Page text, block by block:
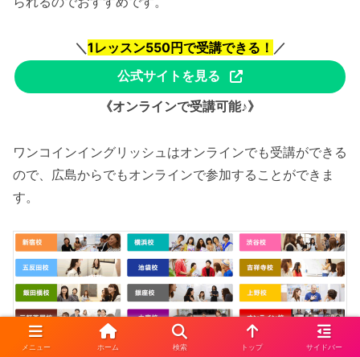
＼ 1レッスン550円で受講できる！ ／
公式サイトを見る
《オンラインで受講可能♪》
ワンコインイングリッシュはオンラインでも受講ができる
ので、広島からでもオンラインで参加することができま
す。
メニュー ホーム 検索 トップ サイドバー